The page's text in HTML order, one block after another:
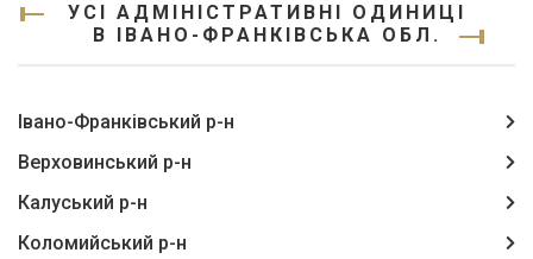
УСІ АДМІНІСТРАТИВНІ ОДИНИЦІ
В ІВАНО-ФРАНКІВСЬКА ОБЛ.
Івано-Франківський р-н
Верховинський р-н
Калуський р-н
Коломийський р-н